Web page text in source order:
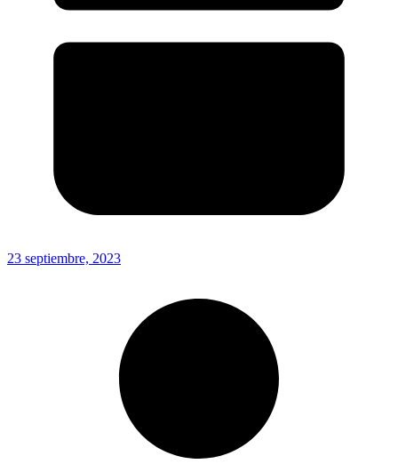
23 septiembre, 2023